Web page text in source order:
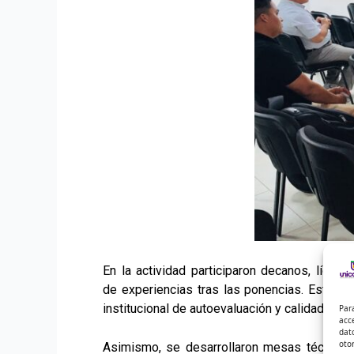
En la actividad participaron decanos,
de experiencias tras las ponencias. Este
institucional de autoevaluación y calidad
Asimismo, se desarrollaron mesas